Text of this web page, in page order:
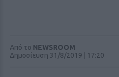
Από το NEWSROOM
Δημοσίευση 31/8/2019 | 17:20